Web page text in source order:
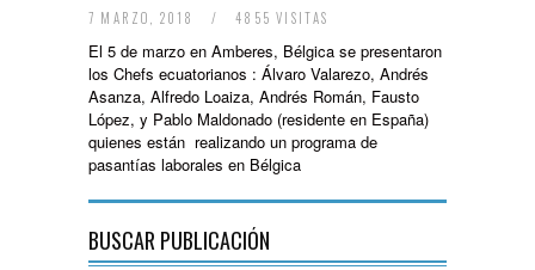
7 MARZO, 2018 / 4855 VISITAS
El 5 de marzo en Amberes, Bélgica se presentaron
los Chefs ecuatorianos : Álvaro Valarezo, Andrés
Asanza, Alfredo Loaiza, Andrés Román, Fausto
López, y Pablo Maldonado (residente en España)
quienes están realizando un programa de
pasantías laborales en Bélgica
BUSCAR PUBLICACIÓN